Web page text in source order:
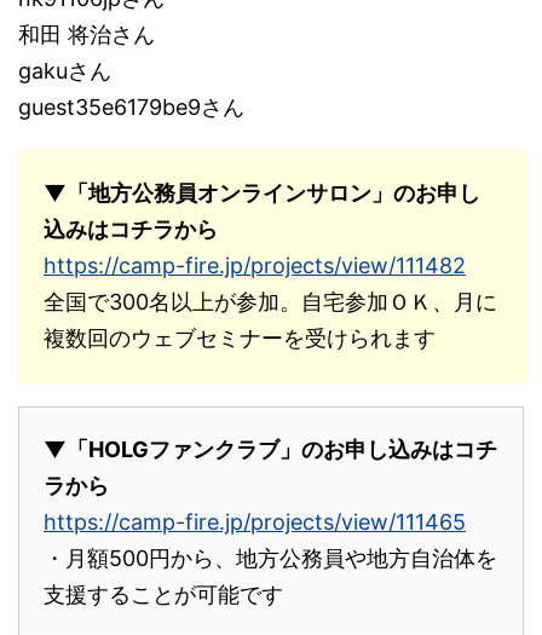
和田 将治さん
gakuさん
guest35e6179be9さん
▼「地方公務員オンラインサロン」のお申し
込みはコチラから
https://camp-fire.jp/projects/view/111482
全国で300名以上が参加。自宅参加ＯＫ、月に
複数回のウェブセミナーを受けられます
▼「HOLGファンクラブ」のお申し込みはコチ
ラから
https://camp-fire.jp/projects/view/111465
・月額500円から、地方公務員や地方自治体を
支援することが可能です